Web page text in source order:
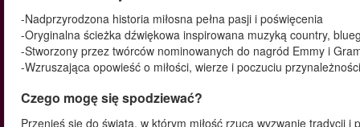
-Nadprzyrodzona historia miłosna pełna pasji i poświęcenia
-Oryginalna ścieżka dźwiękowa inspirowana muzyką country,
-Stworzony przez twórców nominowanych do nagród Emmy i
-Wzruszająca opowieść o miłości, wierze i poczuciu przynależności
Czego mogę się spodziewać?
Przenieś się do świata, w którym miłość rzuca wyzwanie tradycji